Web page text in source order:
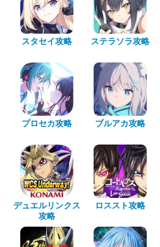
スタセイ攻略 ステラソラ攻略
プロセカ攻略 ブルアカ攻略
デュエルリンクス
攻略
ロススト攻略